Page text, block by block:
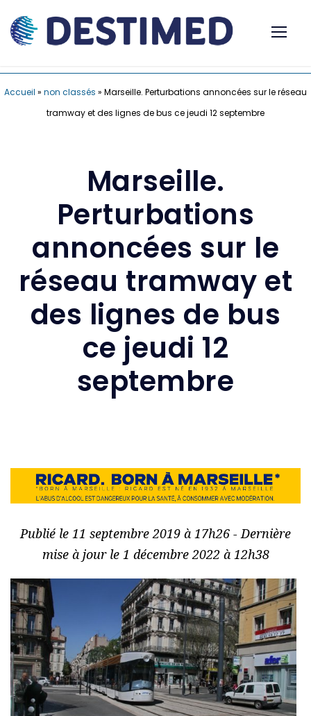
Accueil » non classés » Marseille. Perturbations annoncées sur le réseau
tramway et des lignes de bus ce jeudi 12 septembre
Marseille.
Perturbations
annoncées sur le
réseau tramway et
des lignes de bus
ce jeudi 12
septembre
Publié le 11 septembre 2019 à 17h26 - Dernière
mise à jour le 1 décembre 2022 à 12h38